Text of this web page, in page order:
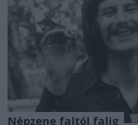
Népzene faltól falig